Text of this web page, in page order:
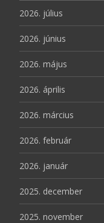
2026. július
2026. június
2026. május
2026. április
2026. március
2026. február
2026. január
2025. december
2025. november